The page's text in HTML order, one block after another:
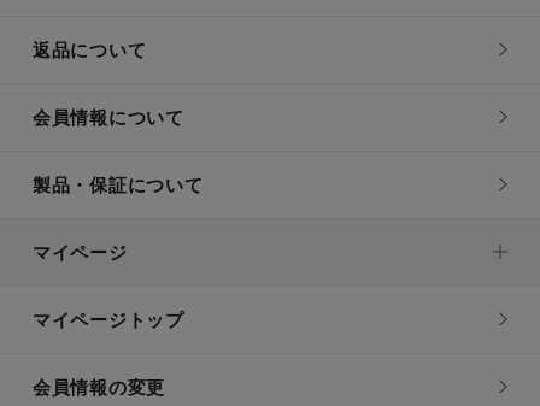
返品について
会員情報について
製品・保証について
マイページ
マイページトップ
会員情報の変更